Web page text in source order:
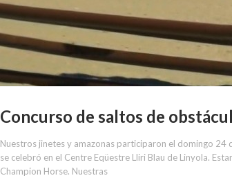
Concurso de saltos de
Nuestros jinetes y amazonas participaron el domingo 24
se celebró en el Centre Eqüestre Lliri Blau de Linyola.
Champion Horse. Nuestras